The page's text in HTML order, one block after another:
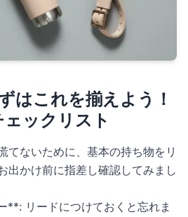
はこれを揃えよう！
ックリスト
てないために、基本の持ち物をリ
出かけ前に指差し確認してみまし
**: リードにつけておくと忘れま